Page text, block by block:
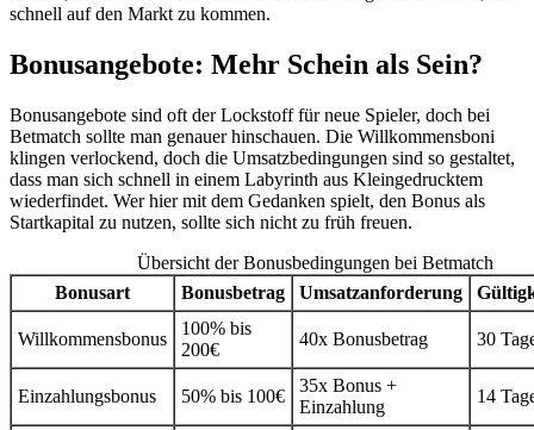
schnell auf den Markt zu kommen.
Bonusangebote: Mehr Schein als Sein?
Bonusangebote sind oft der Lockstoff für neue Spieler, doch bei
Betmatch sollte man genauer hinschauen. Die Willkommensboni
klingen verlockend, doch die Umsatzbedingungen sind so gestaltet,
dass man sich schnell in einem Labyrinth aus Kleingedrucktem
wiederfindet. Wer hier mit dem Gedanken spielt, den Bonus als
Startkapital zu nutzen, sollte sich nicht zu früh freuen.
Übersicht der Bonusbedingungen bei Betmatch
Bonusart
Bonusbetrag Umsatzanforderung
Willkommensbonus
100% bis
200€
40x Bonusbetrag 30
Einzahlungsbonus 50% bis 100€
35x Bonus +
Einzahlung
14